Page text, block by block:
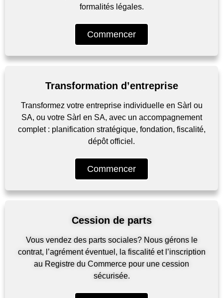
formalités légales.
Commencer
Transformation d’entreprise
Transformez votre entreprise individuelle en Sàrl ou
SA, ou votre Sàrl en SA, avec un accompagnement
complet : planification stratégique, fondation, fiscalité,
dépôt officiel.
Commencer
Cession de parts
Vous vendez des parts sociales? Nous gérons le
contrat, l’agrément éventuel, la fiscalité et l’inscription
au Registre du Commerce pour une cession
sécurisée.